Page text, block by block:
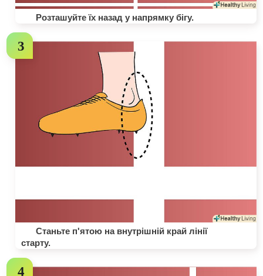
Розташуйте їх назад у напрямку бігу.
Станьте п'ятою на внутрішній край лінії
старту.